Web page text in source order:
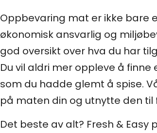
Oppbevaring mat er ikke bare
økonomisk ansvarlig og
god oversikt over hva du har
Du vil aldri mer oppleve å
som du hadde glemt å spise.
på maten din og utnytte den til
Det beste av alt? Fresh &